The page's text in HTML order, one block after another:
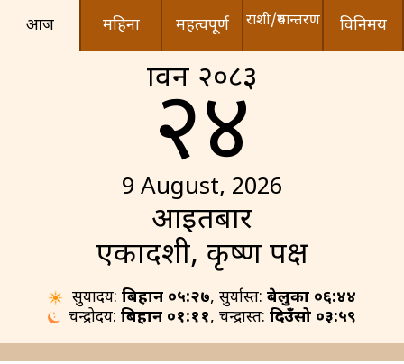
आज महिना महत्वपूर्ण राशी/रुपान्तरण विनिमय
श्रावन २०८३
२४
9 August, 2026
आइतबार
एकादशी, कृष्ण पक्ष
सुर्योदय:बिहान ०५:२७, सुर्यास्त:बेलुका ०६:४४
चन्द्रोदय:बिहान ०१:११, चन्द्रास्त:दिउँसो ०३:५९